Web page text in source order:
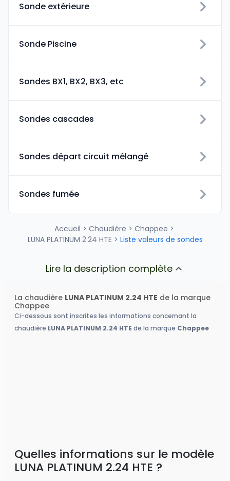
Sonde extérieure
Sonde Piscine
Sondes BX1, BX2, BX3, etc
Sondes cascades
Sondes départ circuit mélangé
Sondes fumée
Accueil > Chaudière > Chappee >
LUNA PLATINUM 2.24 HTE > Liste valeurs de sondes
Lire la description complète
La chaudière LUNA PLATINUM 2.24 HTE de la marque
Chappee
Ci-dessous sont inscrites les informations concernant la
chaudière LUNA PLATINUM 2.24 HTE de la marque Chappee
Quelles informations sur le modèle
LUNA PLATINUM 2.24 HTE ?